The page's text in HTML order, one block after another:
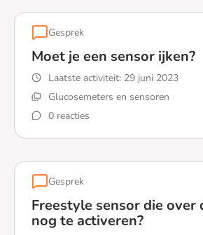
Gesprek
Moet je een sensor ijken?
Laatste activiteit: 29 juni 2023
Glucosemeters en sensoren
0 reacties
Lees meer over Moet je een
Gesprek
Freestyle sensor die over
nog te activeren?